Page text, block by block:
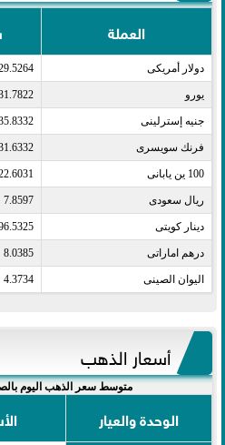
العملة
دولار أمريكى​
يورو​
جنيه إسترلينى​
فرنك سويسرى​
100 ين يابانى​
ريال سعودى​ 7.8597
دينار كويتى​
درهم اماراتى​ 8.0385
اليوان الصينى​ 4.3734
أسعار الذهب
متوسط سعر الذهب اليوم
الوحدة والعيار